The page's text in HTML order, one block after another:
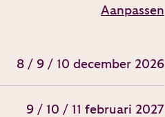
Aanpassen
8 / 9 / 10 december 2026
9 / 10 / 11 februari 2027